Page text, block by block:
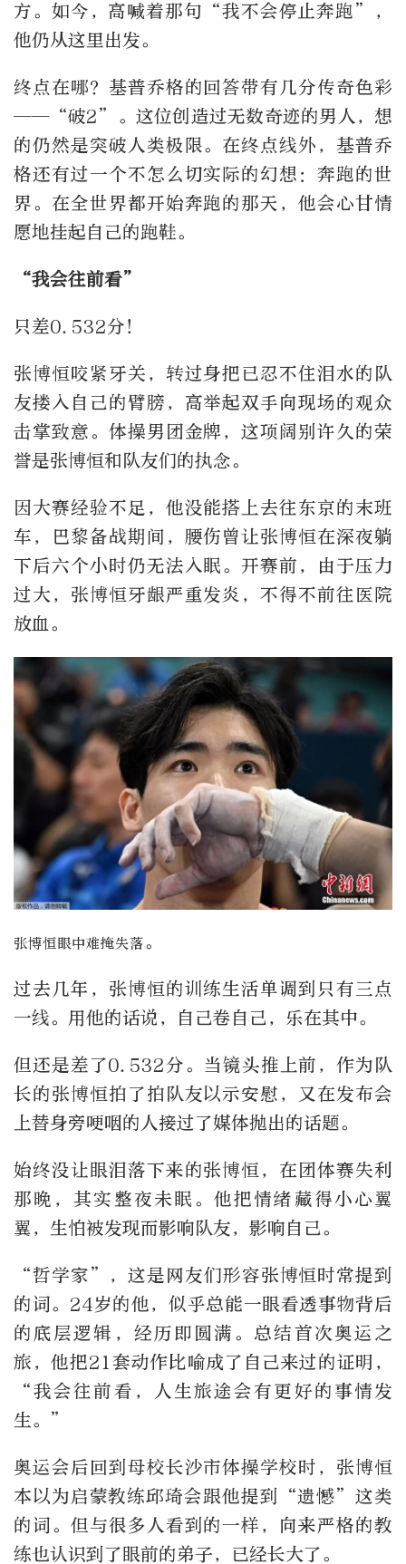
方。如今，高喊着那句“我不会停止奔跑”，
他仍从这里出发。
终点在哪？基普乔格的回答带有几分传奇色彩
——“破2”。这位创造过无数奇迹的男人，想
的仍然是突破人类极限。在终点线外，基普乔
格还有过一个不怎么切实际的幻想：奔跑的世
界。在全世界都开始奔跑的那天，他会心甘情
愿地挂起自己的跑鞋。
“我会往前看”
只差0.532分！
张博恒咬紧牙关，转过身把已忍不住泪水的队
友搂入自己的臂膀，高举起双手向现场的观众
击掌致意。体操男团金牌，这项阔别许久的荣
誉是张博恒和队友们的执念。
因大赛经验不足，他没能搭上去往东京的末班
车，巴黎备战期间，腰伤曾让张博恒在深夜躺
下后六个小时仍无法入眠。开赛前，由于压力
过大，张博恒牙龈严重发炎，不得不前往医院
放血。
张博恒眼中难掩失落。
过去几年，张博恒的训练生活单调到只有三点
一线。用他的话说，自己卷自己，乐在其中。
但还是差了0.532分。当镜头推上前，作为队
长的张博恒拍了拍队友以示安慰，又在发布会
上替身旁哽咽的人接过了媒体抛出的话题。
始终没让眼泪落下来的张博恒，在团体赛失利
那晚，其实整夜未眠。他把情绪藏得小心翼
翼，生怕被发现而影响队友，影响自己。
“哲学家”，这是网友们形容张博恒时常提到
的词。24岁的他，似乎总能一眼看透事物背后
的底层逻辑，经历即圆满。总结首次奥运之
旅，他把21套动作比喻成了自己来过的证明，
“我会往前看，人生旅途会有更好的事情发
生。”
奥运会后回到母校长沙市体操学校时，张博恒
本以为启蒙教练邱琦会跟他提到“遗憾”这类
的词。但与很多人看到的一样，向来严格的教
练也认识到了眼前的弟子，已经长大了。